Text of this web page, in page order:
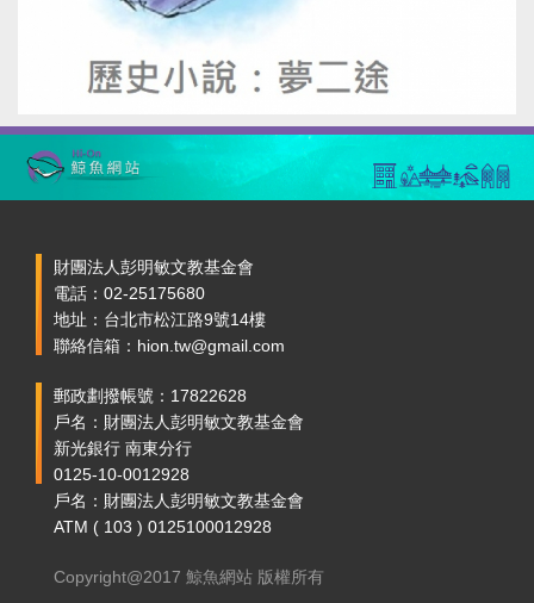
財團法人彭明敏文教基金會
電話：02-25175680
地址：台北市松江路9號14樓
聯絡信箱：hion.tw@gmail.com
郵政劃撥帳號：17822628
戶名：財團法人彭明敏文教基金會
新光銀行 南東分行
0125-10-0012928
戶名：財團法人彭明敏文教基金會
ATM ( 103 ) 0125100012928
Copyright@2017 鯨魚網站 版權所有